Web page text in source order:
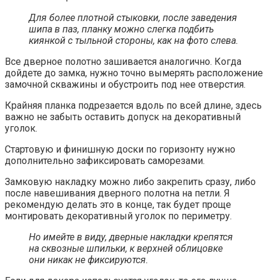
Для более плотной стыковки, после заведения
шипа в паз, планку можно слегка подбить
киянкой с тыльной стороны, как на фото слева.
Все дверное полотно зашивается аналогично. Когда
дойдете до замка, нужно точно вымерять расположение
замочной скважины и обустроить под нее отверстия.
Крайняя планка подрезается вдоль по всей длине, здесь
важно не забыть оставить допуск на декоративный
уголок.
Стартовую и финишную доски по горизонту нужно
дополнительно зафиксировать саморезами.
Замковую накладку можно либо закрепить сразу, либо
после навешивания дверного полотна на петли. Я
рекомендую делать это в конце, так будет проще
монтировать декоративный уголок по периметру.
Но имейте в виду, дверные накладки крепятся
на сквозные шпильки, к верхней облицовке
они никак не фиксируются.